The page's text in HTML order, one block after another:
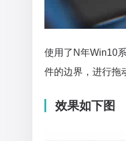
使用了N年Win10
件的边界，进行拖
效果如下图